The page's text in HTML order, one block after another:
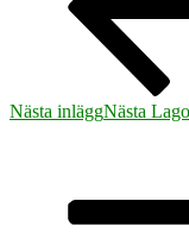
Nästa inläggNästa